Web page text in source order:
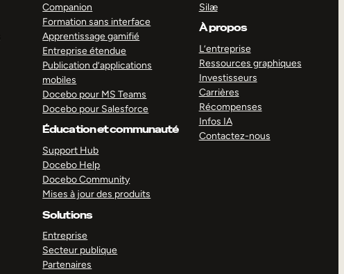
Companion
Formation sans interface
Apprentissage gamifié
Entreprise étendue
Publication d’applications
mobiles
Docebo pour MS Teams
Docebo pour Salesforce
Éducation et communauté
Support Hub
Docebo Help
Docebo Community
Mises à jour des produits
Solutions
Entreprise
Secteur publique
Partenaires
Silæ
À propos
L’entreprise
Ressources graphiques
Investisseurs
Carrières
Récompenses
Infos IA
Contactez-nous